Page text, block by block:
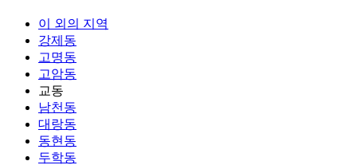
이 외의 지역
강제동
고명동
고암동
교동
남천동
대랑동
동현동
두학동